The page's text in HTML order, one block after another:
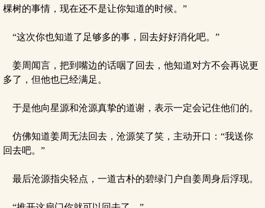
棵树的事情，现在还不是让你知道的时候。”
“这次你也知道了足够多的事，回去好好消化吧。”
姜周闻言，把到嘴边的话咽了回去，他知道对方不会再说更
多了，但他也已经满足。
于是他向星源和沧源真挚的道谢，表示一定会记住他们的。
仿佛知道姜周无法回去，沧源笑了笑，主动开口：“我送你
回去吧。”
最后沧源指尖轻点，一道古朴的碧绿门户自姜周身后浮现。